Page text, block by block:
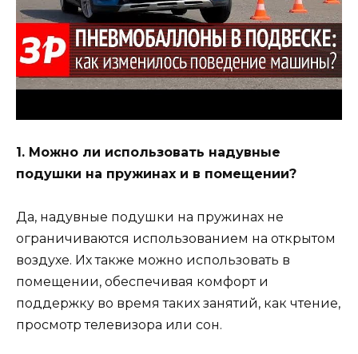
1. Можно ли использовать надувные
подушки на пружинах и в помещении?
Да, надувные подушки на пружинах не
ограничиваются использованием на открытом
воздухе. Их также можно использовать в
помещении, обеспечивая комфорт и
поддержку во время таких занятий, как чтение,
просмотр телевизора или сон.